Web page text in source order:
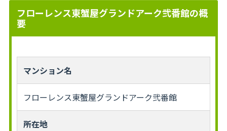
フローレンス東蟹屋グランドアーク弐番館の概
要
マンション名
フローレンス東蟹屋グランドアーク弐番館
所在地